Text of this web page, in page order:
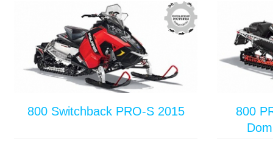
800 Switchback PRO-S 2015
800